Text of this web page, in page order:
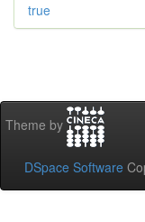
true
Theme by
DSpace Software